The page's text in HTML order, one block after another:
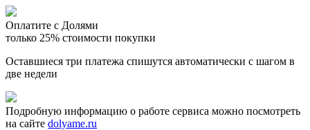
Оплатите с Долями
только 25% стоимости покупки
Оставшиеся три платежа спишутся автоматически с шагом в
две недели
Подробную информацию о работе сервиса можно посмотреть
на сайте dolyame.ru